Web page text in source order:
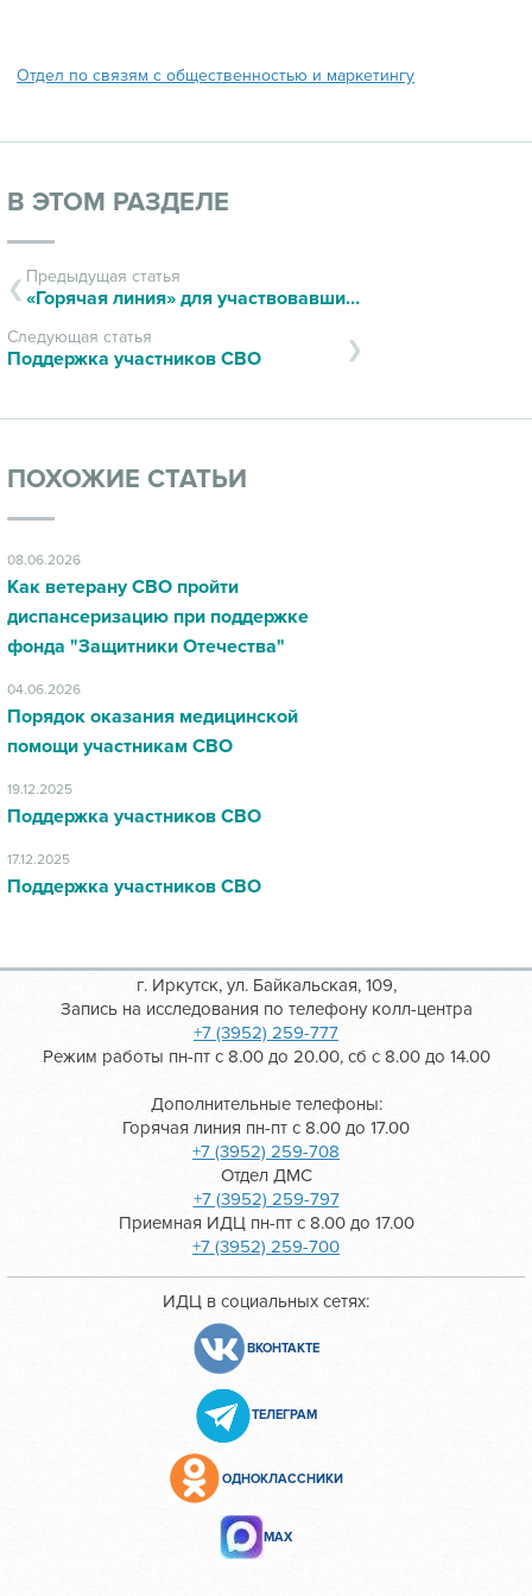
Отдел по связям с общественностью и маркетингу
В ЭТОМ РАЗДЕЛЕ
Предыдущая статья
«Горячая линия» для участвовавших в боевых действиях
Следующая статья
Поддержка участников СВО
ПОХОЖИЕ СТАТЬИ
08.06.2026
Как ветерану СВО пройти
диспансеризацию при поддержке
фонда "Защитники Отечества"
04.06.2026
Порядок оказания медицинской
помощи участникам СВО
19.12.2025
Поддержка участников СВО
17.12.2025
Поддержка участников СВО
г. Иркутск, ул. Байкальская, 109,
Запись на исследования по телефону колл-центра
+7 (3952) 259-777
Режим работы пн-пт с 8.00 до 20.00, сб с 8.00 до 14.00
Дополнительные телефоны:
Горячая линия пн-пт с 8.00 до 17.00
+7 (3952) 259-708
Отдел ДМС
+7 (3952) 259-797
Приемная ИДЦ пн-пт с 8.00 до 17.00
+7 (3952) 259-700
ИДЦ в социальных сетях:
ВКОНТАКТЕ
ТЕЛЕГРАМ
ОДНОКЛАССНИКИ
МАХ